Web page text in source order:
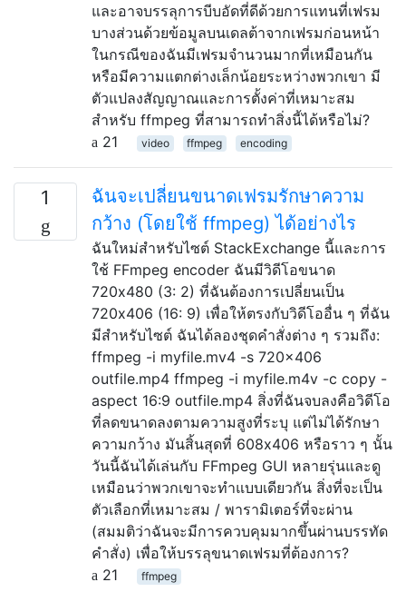
และอาจบรรลุการบีบอัดที่ดีด้วยการแทนที่เฟรม
บางส่วนด้วยข้อมูลบนเดลต้าจากเฟรมก่อนหน้า
ในกรณีของฉันมีเฟรมจำนวนมากที่เหมือนกัน
หรือมีความแตกต่างเล็กน้อยระหว่างพวกเขา มี
ตัวแปลงสัญญาณและการตั้งค่าที่เหมาะสม
สำหรับ ffmpeg ที่สามารถทำสิ่งนี้ได้หรือไม่?
21
video ffmpeg encoding
1
ฉันจะเปลี่ยนขนาดเฟรมรักษาความ
กว้าง (โดยใช้ ffmpeg) ได้อย่างไร
ฉันใหม่สำหรับไซต์ StackExchange นี้และการ
ใช้ FFmpeg encoder ฉันมีวิดีโอขนาด
720x480 (3: 2) ที่ฉันต้องการเปลี่ยนเป็น
720x406 (16: 9) เพื่อให้ตรงกับวิดีโออื่น ๆ ที่ฉัน
มีสำหรับไซต์ ฉันได้ลองชุดคำสั่งต่าง ๆ รวมถึง:
ffmpeg -i myfile.mv4 -s 720x406
outfile.mp4 ffmpeg -i myfile.m4v -c copy -
aspect 16:9 outfile.mp4 สิ่งที่ฉันจบลงคือวิดีโอ
ที่ลดขนาดลงตามความสูงที่ระบุ แต่ไม่ได้รักษา
ความกว้าง มันสิ้นสุดที่ 608x406 หรือราว ๆ นั้น
วันนี้ฉันได้เล่นกับ FFmpeg GUI หลายรุ่นและดู
เหมือนว่าพวกเขาจะทำแบบเดียวกัน สิ่งที่จะเป็น
ตัวเลือกที่เหมาะสม / พารามิเตอร์ที่จะผ่าน
(สมมติว่าฉันจะมีการควบคุมมากขึ้นผ่านบรรทัด
คำสั่ง) เพื่อให้บรรลุขนาดเฟรมที่ต้องการ?
21
ffmpeg